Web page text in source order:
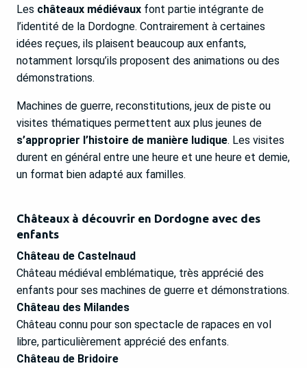
Les châteaux médiévaux font partie intégrante de
l’identité de la Dordogne. Contrairement à certaines
idées reçues, ils plaisent beaucoup aux enfants,
notamment lorsqu’ils proposent des animations ou des
démonstrations.
Machines de guerre, reconstitutions, jeux de piste ou
visites thématiques permettent aux plus jeunes de
s’approprier l’histoire de manière ludique. Les visites
durent en général entre une heure et une heure et demie,
un format bien adapté aux familles.
Châteaux à découvrir en Dordogne avec des
enfants
Château de Castelnaud
Château médiéval emblématique, très apprécié des
enfants pour ses machines de guerre et démonstrations.
Château des Milandes
Château connu pour son spectacle de rapaces en vol
libre, particulièrement apprécié des enfants.
Château de Bridoire